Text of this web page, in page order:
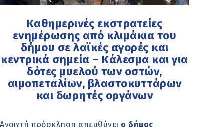
Καθημερινές εκστρατείες
ενημέρωσης από κλιμάκια του
δήμου σε λαϊκές αγορές και
κεντρικά σημεία – Κάλεσμα και για
δότες μυελού των οστών,
αιμοπεταλίων, βλαστοκυττάρων
και δωρητές οργάνων
Ανοιχτή πρόσκληση απευθύνει ο δήμος